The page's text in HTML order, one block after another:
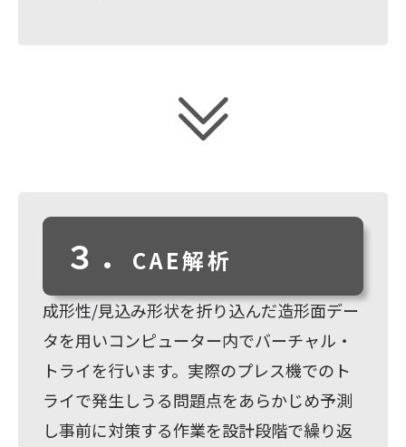
３． CAE解析
成形性/見込み形状を折り込んだ造形面デー
タを用いコンピューター内でバーチャル・
トライを行います。実際のプレス機でのト
ライで発生しうる問題点をあらかじめ予測
し事前に対策する作業を設計段階で繰り返